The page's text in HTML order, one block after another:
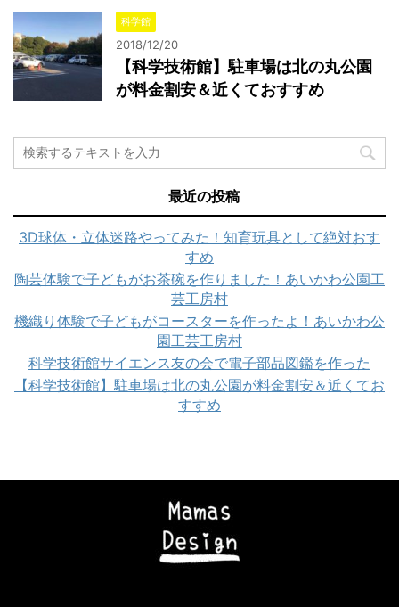
科学館
2018/12/20
【科学技術館】駐車場は北の丸公園
が料金割安＆近くておすすめ
最近の投稿
3D球体・立体迷路やってみた！知育玩具として絶対おす
すめ
陶芸体験で子どもがお茶碗を作りました！あいかわ公園工
芸工房村
機織り体験で子どもがコースターを作ったよ！あいかわ公
園工芸工房村
科学技術館サイエンス友の会で電子部品図鑑を作った
【科学技術館】駐車場は北の丸公園が料金割安＆近くてお
すすめ